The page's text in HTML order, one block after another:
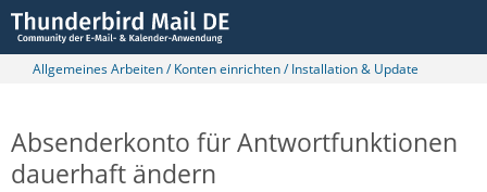
Allgemeines Arbeiten / Konten einrichten / Installation & Update
Absenderkonto für Antwortfunktionen
dauerhaft ändern